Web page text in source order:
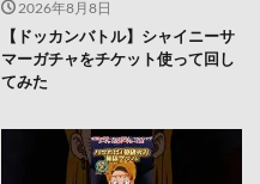
2026年8月8日
【ドッカンバトル】シャイニーサ
マーガチャをチケット使って回し
てみた